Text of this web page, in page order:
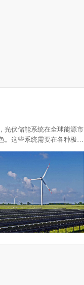
光伏储能系统在全球能源市
这些系统需要在各种极端
箱提供了一个理想的平
确保光伏储能系统的性能